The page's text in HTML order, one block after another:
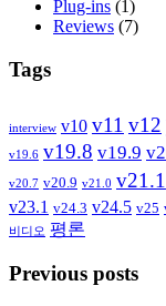
Plug-ins (1)
Reviews (7)
Tags
interview v10 v11 v12
v19.6 v19.8 v19.9
v20.7 v20.9 v21.0 v21.1
v23.1 v24.3 v24.5 v25
비디오 평론
Previous posts